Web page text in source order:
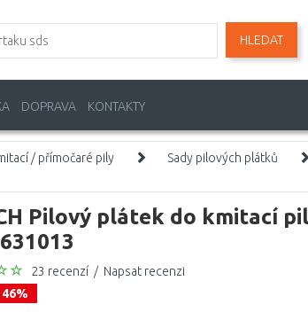
HLEDAT
DOPRAVA KONTAKTY
/ přímočaré pily
Sady pilových plátků
Pilový plátek do kmitací
23 recenzí / Napsat recenzi
46%